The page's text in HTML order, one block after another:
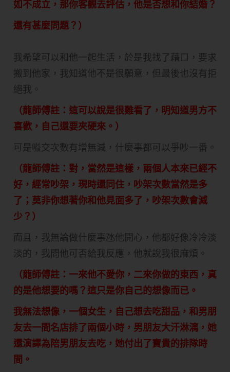
如不成立，那你客觀去評估，他是否想和你結婚？
還有甚麼問題？）
我希望可以和他一起生活，於是我找了藉口，要求
搬到他家，我知道他不是很願意，但最後也沒有拒
絕我。
（龍師傅註：這可以說是很難看了，明知道男方不
喜歡，自己還要夾硬來。）
可是嗌交次數有增無減，什麼事都可以爭吵一番。
（龍師傅註：對，當然是這樣，兩個人本來已經不
好，經常吵架，現時還同住，吵架次數當然是多
了；莫非你想著你和他見面多了，吵架次數會減
少？）
而且，我無論做什麼事氹他開心，他都好像冷冷淡
淡的，我問他可否給我反應，他就說我很麻煩。
（龍師傅註：一來他不愛你，二來你做的東西，真
的是他想要的嗎？這只是你自己的想像而已。
我無法想像，一個女生，自己想去吃甜品，和男朋
友去一間名店排了兩個小時，男朋友大汗淋漓，她
還演譯為陪男朋友去吃，她付出了寶貴的排隊時
間。